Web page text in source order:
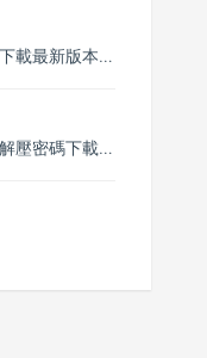
您好～好像無法使用解壓密碼下載最新版本，想請您看看
您好鄭先生～～好像無法使用解壓密碼下載最新的4.0.4版本，不知能否請你協助排除障礙～